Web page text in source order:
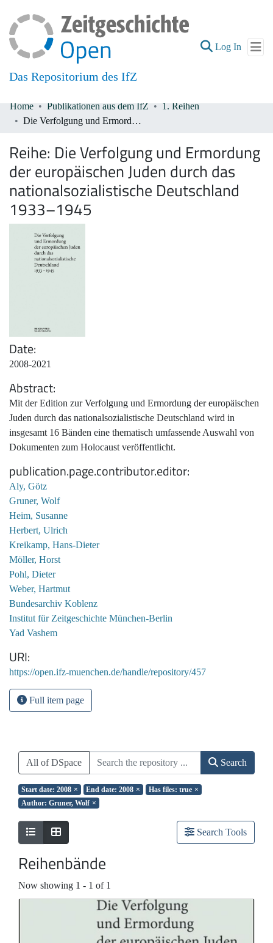
Das Repositorium des IfZ
Log In (current)
Communities & Collections
Home Publikationen aus dem IfZ
1. Reihen
Die Verfolgung und Ermordung der europäischen Juden durch das nationalsozialistische Deutschland 1933–1945
Reihe: Die Verfolgung und Ermordung
der europäischen Juden durch das
nationalsozialistische Deutschland
1933–1945
Date
2008-2021
Abstract
Mit der Edition zur Verfolgung und Ermordung der europäischen
Juden durch das nationalsozialistische Deutschland wird in
insgesamt 16 Bänden eine thematisch umfassende Auswahl von
Dokumenten zum Holocaust veröffentlicht.
publication.page.contributor.editor
Aly, Götz
Gruner, Wolf
Heim, Susanne
Herbert, Ulrich
Kreikamp, Hans-Dieter
Möller, Horst
Pohl, Dieter
Weber, Hartmut
Bundesarchiv Koblenz
Institut für Zeitgeschichte München-Berlin
Yad Vashem
URI
https://open.ifz-muenchen.de/handle/repository/457
Full item page
All of DSpace Search
Start date: 2008 × End date: 2008 × Has files: true ×
Author: Gruner, Wolf ×
Search Tools
Reihenbände
Now showing 1 - 1 of 1